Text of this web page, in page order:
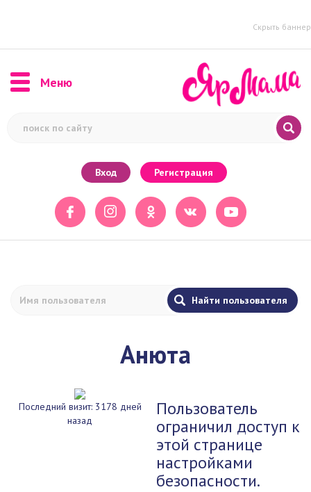
Скрыть баннер
Меню
Вход Регистрация
Анюта
Последний визит: 3178 дней
назад
Пользователь
ограничил доступ к
этой странице
настройками
безопасности.